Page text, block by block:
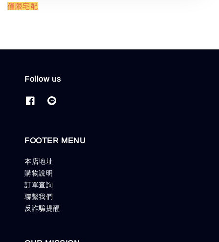
僅限宅配
Follow us
FOOTER MENU
本店地址
購物說明
訂單查詢
聯繫我們
反詐騙提醒